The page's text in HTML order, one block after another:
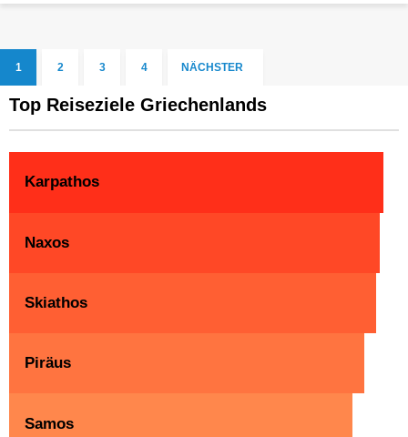
1 2 3 4 NÄCHSTER
Top Reiseziele Griechenlands
Karpathos
Naxos
Skiathos
Piräus
Samos